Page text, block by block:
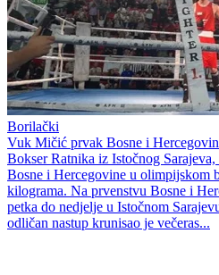
Borilački
Vuk Mičić prvak Bosne i
Bokser Ratnika iz Istočnog
Bosne i Hercegovine u olimpijskom
kilograma. Na prvenstvu Bosne i
petka do nedjelje u Istočnom
odličan nastup krunisao je večeras...